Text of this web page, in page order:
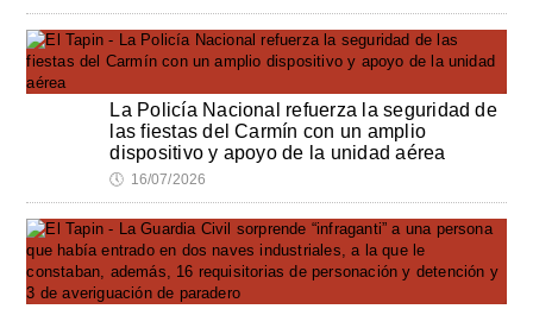
La Policía Nacional refuerza la seguridad de
las fiestas del Carmín con un amplio
dispositivo y apoyo de la unidad aérea
🕔 16/07/2026